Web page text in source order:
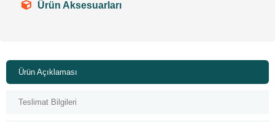
Ürün Aksesuarları
Ürün Açıklaması
Teslimat Bilgileri